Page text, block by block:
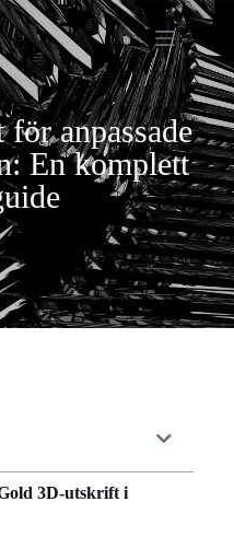
anpassade
En komplett
3D-utskrift i